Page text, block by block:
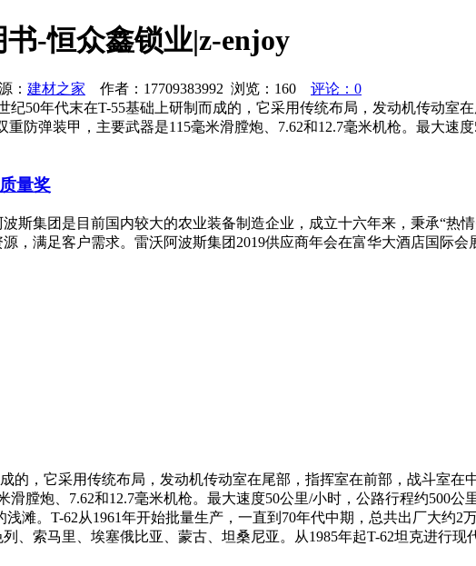
-恒众鑫锁业|z-enjoy
： 建材之家 作者：17709383992 浏览： 160
评论：0
50年代末在T-55基础上研制而成的，它采用传统布局，发动机传动室
防弹装甲，主要武器是115毫米滑膛炮、7.62和12.7毫米机枪。最大速
量奖
斯集团是目前国内较大的农业装备制造企业，成立十六年来，秉承“热
，满足客户需求。雷沃阿波斯集团2019供应商年会在富华大酒店国际
的，它采用传统布局，发动机传动室在尾部，指挥室在前部，战斗室在
膛炮、7.62和12.7毫米机枪。最大速度50公里/小时，公路行程约500公
滩。T-62从1961年开始批量生产，一直到70年代中期，总共出厂大约2
、索马里、埃塞俄比亚、蒙古、坦桑尼亚。从1985年起T-62坦克进行